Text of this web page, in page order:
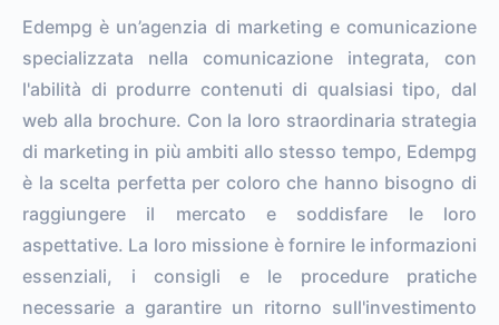
Edempg è un’agenzia di marketing e comunicazione
specializzata nella comunicazione integrata, con
l'abilità di produrre contenuti di qualsiasi tipo, dal
web alla brochure. Con la loro straordinaria strategia
di marketing in più ambiti allo stesso tempo, Edempg
è la scelta perfetta per coloro che hanno bisogno di
raggiungere il mercato e soddisfare le loro
aspettative. La loro missione è fornire le informazioni
essenziali, i consigli e le procedure pratiche
necessarie a garantire un ritorno sull'investimento